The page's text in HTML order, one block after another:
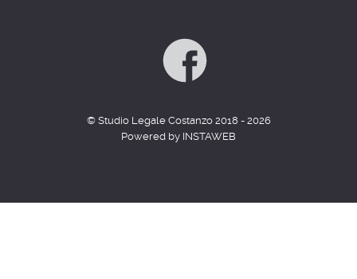
© Studio Legale Costanzo 2018 - 2026
Powered by INSTAWEB